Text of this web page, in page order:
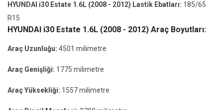
HYUNDAI i30 Estate 1.6L (2008 - 2012) Lastik Ebatları: 185/65
R15
HYUNDAI i30 Estate 1.6L (2008 - 2012) Araç Boyutları:
Araç Uzunluğu: 4501 milimetre
Araç Genişliği: 1775 milimetre
Araç Yüksekliği: 1557 milimetre